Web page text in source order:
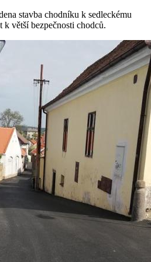
stavba chodníku k sedleckému
větší bezpečnosti chodců.